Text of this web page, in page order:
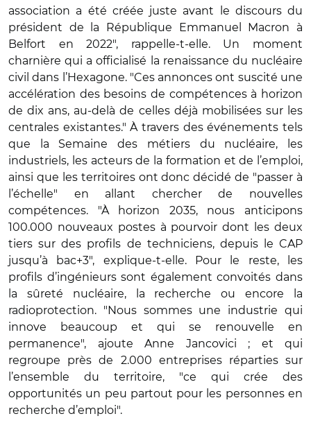
association a été créée juste avant le discours du
président de la République Emmanuel Macron à
Belfort en 2022", rappelle-t-elle. Un moment
charnière qui a officialisé la renaissance du nucléaire
civil dans l’Hexagone. "Ces annonces ont suscité une
accélération des besoins de compétences à horizon
de dix ans, au-delà de celles déjà mobilisées sur les
centrales existantes." À travers des événements tels
que la Semaine des métiers du nucléaire, les
industriels, les acteurs de la formation et de l’emploi,
ainsi que les territoires ont donc décidé de "passer à
l’échelle" en allant chercher de nouvelles
compétences. "À horizon 2035, nous anticipons
100.000 nouveaux postes à pourvoir dont les deux
tiers sur des profils de techniciens, depuis le CAP
jusqu’à bac+3", explique-t-elle. Pour le reste, les
profils d’ingénieurs sont également convoités dans
la sûreté nucléaire, la recherche ou encore la
radioprotection. "Nous sommes une industrie qui
innove beaucoup et qui se renouvelle en
permanence", ajoute Anne Jancovici ; et qui
regroupe près de 2.000 entreprises réparties sur
l’ensemble du territoire, "ce qui crée des
opportunités un peu partout pour les personnes en
recherche d’emploi".